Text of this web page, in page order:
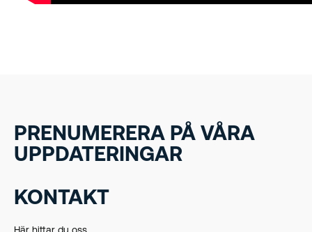
PRENUMERERA PÅ VÅRA
UPPDATERINGAR
KONTAKT